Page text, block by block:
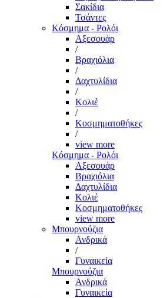
Σακίδια
Τσάντες
Κόσμημα - Ρολόι
Αξεσουάρ
/
Βραχιόλια
/
Δαχτυλίδια
/
Κολιέ
/
Κοσμηματοθήκες
/
view more
Κόσμημα - Ρολόι
Αξεσουάρ
Βραχιόλια
Δαχτυλίδια
Κολιέ
Κοσμηματοθήκες
view more
Μπουρνούζια
Ανδρικά
/
Γυναικεία
Μπουρνούζια
Ανδρικά
Γυναικεία